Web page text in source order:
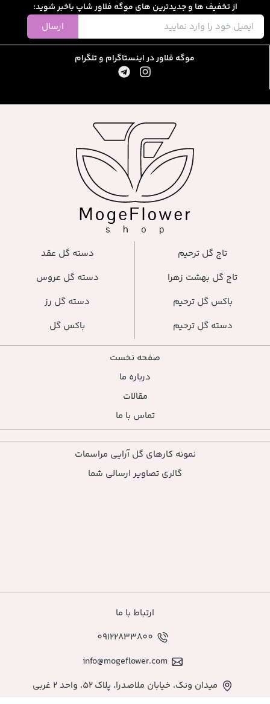
از تخفیف ها و جدیدترین های موگه فلاور شاپ باخبر شوید:
ارسال
موگه فلاور در اینستاگرام و تلگرام
تاج گل ترحیم
تاج گل بهشت زهرا
باکس گل ترحیم
دسته گل ترحیم
دسته گل عقد
دسته گل عروس
دسته گل رز
باکس گل
صفحه نخست
درباره ما
مقالات
تماس با ما
نمونه کارهای گل آرایی مراسمات
گالری تصاویر ارسالی شما
ارتباط با ما
09122833800
info@mogeflower.com
میدان ونک، خیابان ملاصدرا، پلاک ۵۲، واحد ۲ غربی